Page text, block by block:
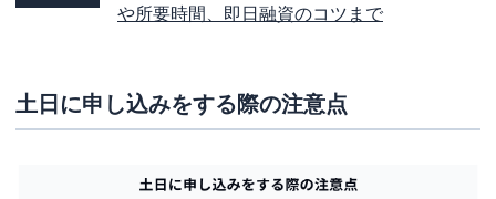
や所要時間、即日融資のコツまで
土日に申し込みをする際の注意点